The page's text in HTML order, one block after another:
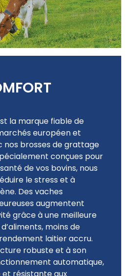
la marque fiable de
européen et
nos brosses de grattage
conçues pour
de vos bovins, nous
le stress et à
Des vaches
augmentent
grâce à une meilleure
moins de
laitier accru.
robuste et à son
automatique,